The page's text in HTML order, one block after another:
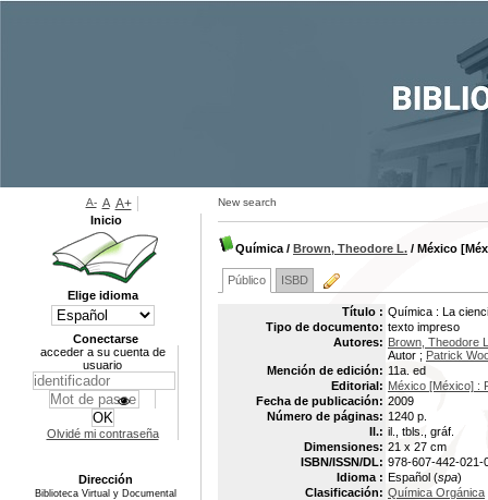
New search
Química / Brown, Theodore L. / México
Público ISBD
Título : Química : La
Tipo de documento: texto impreso
Autores: Brown, Theodore
Autor ; Patrick
Mención de edición: 11a. ed
Editorial: México [México] :
Fecha de publicación: 2009
Número de páginas: 1240 p.
Il.: il., tbls., gráf.
Dimensiones: 21 x 27 cm
ISBN/ISSN/DL: 978-607-442-021-
Idioma : Español (spa)
Clasificación: Química Orgánica
A- A A+
Inicio
Elige idioma
Conectarse
acceder a su cuenta de
usuario
Olvidé mi contraseña
Dirección
Biblioteca Virtual y Documental